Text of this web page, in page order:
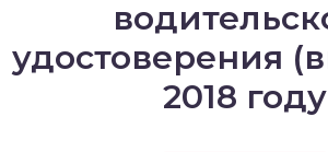
удостоверения
2018 году